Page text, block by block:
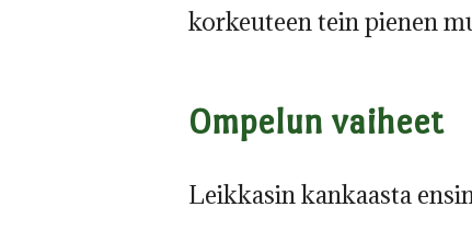
korkeuteen tein pienen
Ompelun vaiheet
Leikkasin kankaasta